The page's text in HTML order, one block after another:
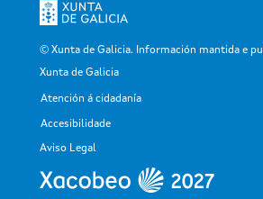
© Xunta de Galicia. Información mantida e
Xunta de Galicia
Pé
Atención á cidadanía
Accesibilidade
Aviso Legal